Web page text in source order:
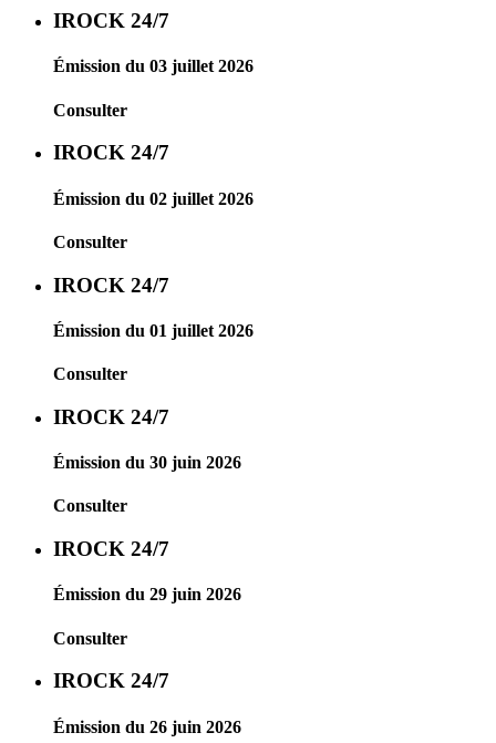
IROCK 24/7
Émission du 03 juillet 2026
Consulter
IROCK 24/7
Émission du 02 juillet 2026
Consulter
IROCK 24/7
Émission du 01 juillet 2026
Consulter
IROCK 24/7
Émission du 30 juin 2026
Consulter
IROCK 24/7
Émission du 29 juin 2026
Consulter
IROCK 24/7
Émission du 26 juin 2026